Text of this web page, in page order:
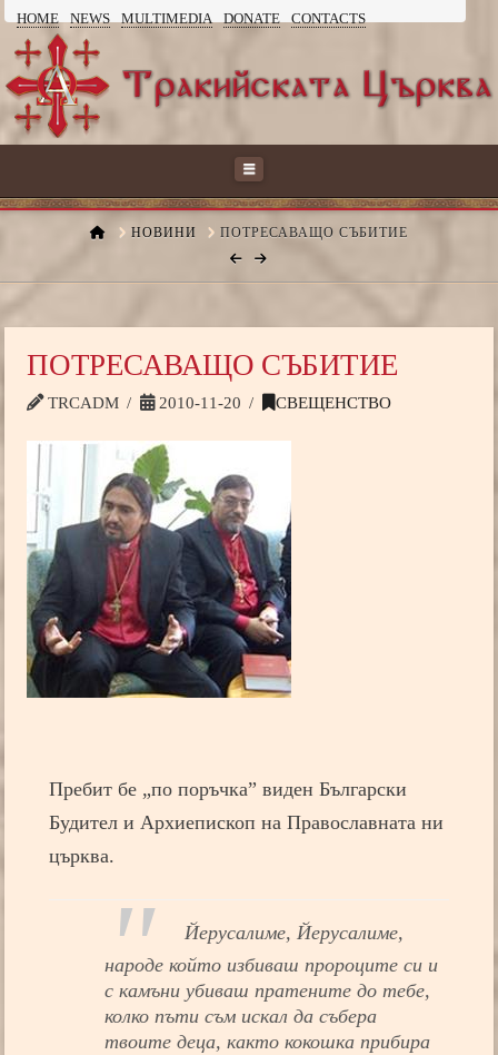
HOME NEWS MULTIMEDIA DONATE CONTACTS
ТРАКИЙСКАТА
ЦЪРКВА
Navigation
HOMEНОВИНИ ПОТРЕСАВАЩО СЪБИТИЕ
ПОТРЕСАВАЩО СЪБИТИЕ
TRCADM 2010-11-20 СВЕЩЕНСТВО
Пребит бе „по поръчка” виден Български
Будител и Архиепископ на Православната ни
църква.
Йерусалиме, Йерусалиме,
народе който избиваш пророците си и
с камъни убиваш пратените до тебе,
колко пъти съм искал да събера
твоите деца, както кокошка прибира